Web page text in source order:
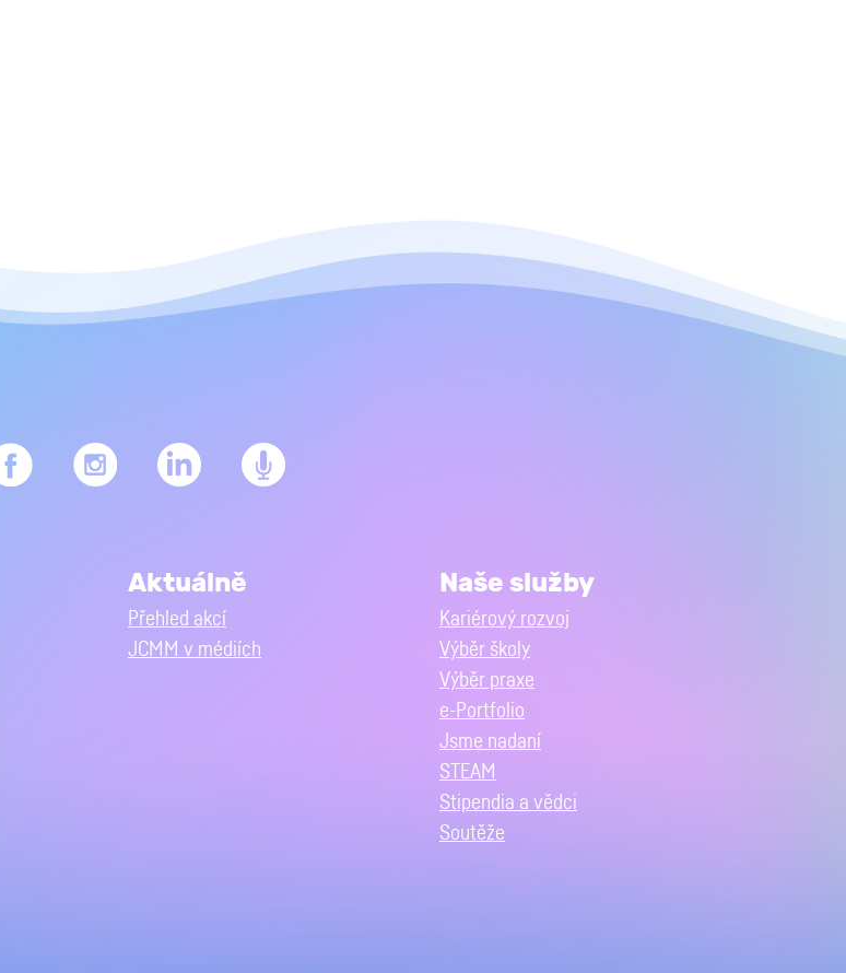
Aktuálně
Přehled akcí
JCMM v médiích
Naše služby
Kariérový rozvoj
Výběr školy
Výběr praxe
e-Portfolio
Jsme nadaní
STEAM
Stipendia a vědci
Soutěže